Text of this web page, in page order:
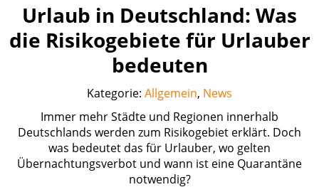
Urlaub in Deutschland: Was
die Risikogebiete für Urlauber
bedeuten
Kategorie: Allgemein, News
Immer mehr Städte und Regionen innerhalb
Deutschlands werden zum Risikogebiet erklärt. Doch
was bedeutet das für Urlauber, wo gelten
Übernachtungsverbot und wann ist eine Quarantäne
notwendig?